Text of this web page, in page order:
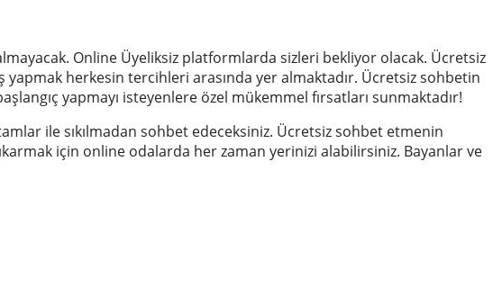
Online Üyeliksiz platformlarda sizleri bekliyor olacak. Ücretsiz
herkesin tercihleri arasında yer almaktadır. Ücretsiz sohbetin
yapmayı isteyenlere özel mükemmel fırsatları sunmaktadır!
ile sıkılmadan sohbet edeceksiniz. Ücretsiz sohbet etmenin
için online odalarda her zaman yerinizi alabilirsiniz. Bayanlar ve